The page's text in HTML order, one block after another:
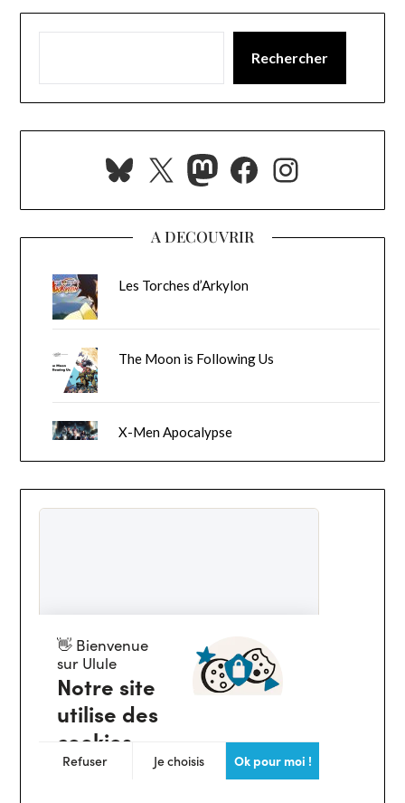
Rechercher
Bluesky
X Mastodon
Facebook
A DECOUVRIR
Les Torches d’Arkylon
The Moon is Following Us
X-Men Apocalypse